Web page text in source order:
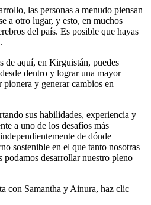
las personas a menudo piensan
a otro lugar, y esto, en muchos
del país. Es posible que hayas
de aquí, en Kirguistán, puedes
dentro y lograr una mayor
pionera y generar cambios en
sus habilidades, experiencia y
a uno de los desafíos más
de dónde
sostenible en el que tanto nosotras
podamos desarrollar nuestro pleno
con Samantha y Ainura, haz clic